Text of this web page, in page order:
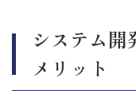
システム開
メリット